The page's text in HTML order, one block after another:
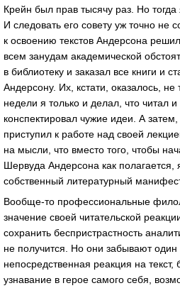
Крейн был прав тысячу раз. Но тогда
И следовать его совету уж точно не
к освоению текстов Андерсона
всем занудам академической
в библиотеку и заказал все книги и
Андерсону. Их, кстати, оказалось,
недели я только и делал, что читал и
конспектировал чужие идеи. А
приступил к работе над своей
на мысли, что вместо того, чтобы
Шервуда Андерсона как полагается,
собственный литературный
Вообще-то профессиональные
значение своей читательской
сохранить беспристрастность
не получится. Но они забывают
непосредственная реакция на текст,
узнавание в герое самого себя,